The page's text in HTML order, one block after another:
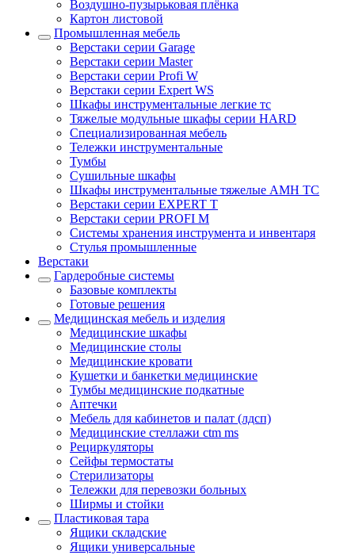
Воздушно-пузырьковая плёнка
Картон листовой
Промышленная мебель
Верстаки серии Garage
Верстаки серии Master
Верстаки серии Profi W
Верстаки серии Expert WS
Шкафы инструментальные легкие тс
Тяжелые модульные шкафы серии HARD
Cпециализированная мебель
Тележки инструментальные
Тумбы
Cушильные шкафы
Шкафы инструментальные тяжелые AMH TC
Верстаки серии EXPERT T
Верстаки серии PROFI M
Системы хранения инструмента и инвентаря
Стулья промышленные
Верстаки
Гардеробные системы
Базовые комплекты
Готовые решения
Медицинская мебель и изделия
Медицинские шкафы
Медицинские столы
Медицинские кровати
Кушетки и банкетки медицинские
Тумбы медицинские подкатные
Аптечки
Мебель для кабинетов и палат (лдсп)
Медицинские стеллажи ctm ms
Рециркуляторы
Сейфы термостаты
Стерилизаторы
Тележки для перевозки больных
Ширмы и стойки
Пластиковая тара
Ящики складские
Ящики универсальные